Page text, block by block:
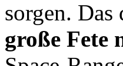
sorgen.
große Fete